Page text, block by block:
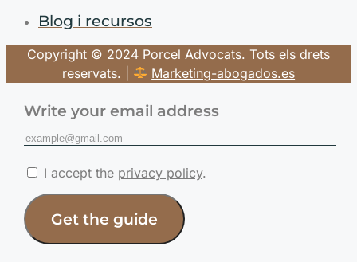
Blog i recursos
Copyright © 2024 Porcel Advocats. Tots els drets
reservats. |
Marketing-abogados.es
Write your email address
I accept the privacy policy.
Get the guide